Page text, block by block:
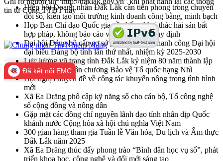
Hiệp hội Doanh nhân Đắk Lắk cần tiên phong trong chuyển
đổi số, kiến tạo môi trường kinh doanh công bằng, minh bạch
Họp Ban Chỉ đạo Quốc gia về chống khai thác hải sản bất
hợp pháp, không báo cáo và không theo quy định
Đại hội Đảng bộ cấp cơ sở góp phần vào thanh công Đại hội
đại biểu Đảng bộ tỉnh lần thứ nhất, nhiệm kỳ 2025-2030
Lực lượng vũ trang tỉnh Đắk Lắk kỷ niệm 80 năm thành lập
và đón nhận Huân chương Bảo vệ Tổ quốc hạng Nhì
Hội nghị chuyên đề về công tác khuyến nông trong tình hình
mới
Xã Ea Drăng phổ cập kỹ năng số cho cán bộ, Tổ công nghệ
số cộng đồng và nông dân
Gặp mặt các đồng chí nguyên lãnh đạo tỉnh nhân dịp Quốc
khánh nước Cộng hòa xã hội chủ nghĩa Việt Nam
300 gian hàng tham gia Tuần lễ Văn hóa, Du lịch và Ẩm thực
Đắk Lắk năm 2025
Xã Ea Drăng thúc đẩy phong trào “Bình dân học vụ số”, phát
triển khoa học, công nghệ và đổi mới sáng tạo
tin từ Cổng TTĐT này
Đã kết nối EMC